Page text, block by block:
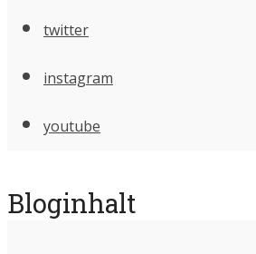
twitter
instagram
youtube
Bloginhalt